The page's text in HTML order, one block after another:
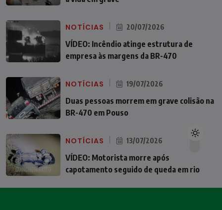
NOTÍCIAS 20/07/2026
VÍDEO: Incêndio atinge estrutura de
empresa às margens da BR-470
NOTÍCIAS 19/07/2026
Duas pessoas morrem em grave colisão na
BR-470 em Pouso
NOTÍCIAS 13/07/2026
VÍDEO: Motorista morre após
capotamento seguido de queda em rio